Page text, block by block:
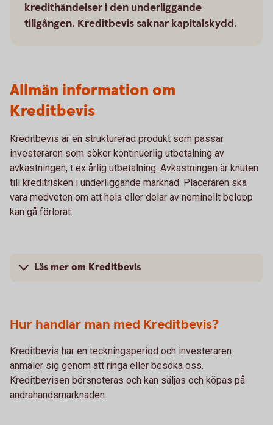
kredithändelser i den underliggande
tillgången. Kreditbevis saknar kapitalskydd.
Allmän information om
Kreditbevis
Kreditbevis är en strukturerad produkt som passar
investeraren som söker kontinuerlig utbetalning av
avkastningen, t ex årlig utbetalning. Avkastningen är knuten
till kreditrisken i underliggande marknad. Placeraren ska
vara medveten om att hela eller delar av nominellt belopp
kan gå förlorat.
Läs mer om Kreditbevis
Hur handlar man med Kreditbevis?
Kreditbevis har en teckningsperiod och investeraren
anmäler sig genom att ringa eller besöka oss.
Kreditbevisen börsnoteras och kan säljas och köpas på
andrahandsmarknaden.